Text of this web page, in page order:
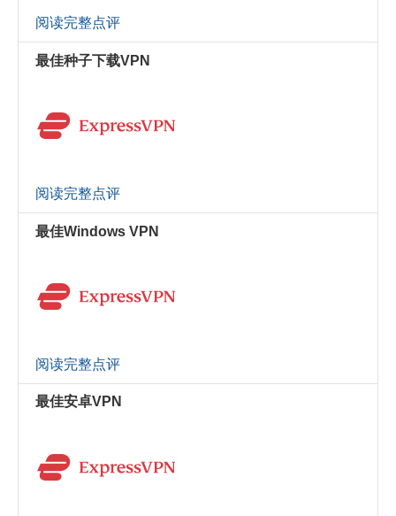
阅读完整点评
最佳种子下载VPN
阅读完整点评
最佳Windows VPN
阅读完整点评
最佳安卓VPN